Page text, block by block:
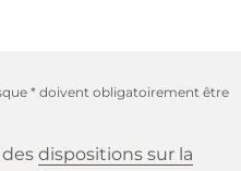
* doivent obligatoirement être
des dispositions sur la